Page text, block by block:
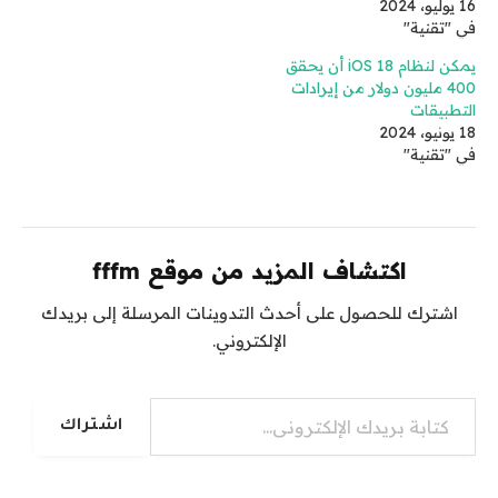
16 يوليو، 2024
في "تقنية"
يمكن لنظام iOS 18 أن يحقق
400 مليون دولار من إيرادات
التطبيقات
18 يونيو، 2024
في "تقنية"
اكتشاف المزيد من موقع fffm
اشترك للحصول على أحدث التدوينات المرسلة إلى بريدك
الإلكتروني.
كتابة بريدك الإلكتروني...
اشتراك